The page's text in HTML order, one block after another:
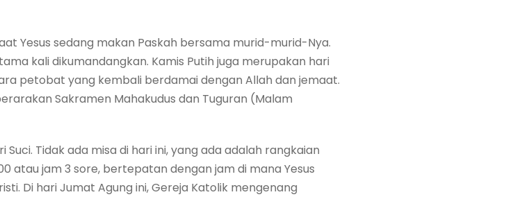
Yesus sedang makan Paskah bersama murid-murid-Nya.
kali dikumandangkan. Kamis Putih juga merupakan hari
petobat yang kembali berdamai dengan Allah dan jemaat.
Sakramen Mahakudus dan Tuguran (Malam
Tidak ada misa di hari ini, yang ada adalah rangkaian
atau jam 3 sore, bertepatan dengan jam di mana Yesus
Di hari Jumat Agung ini, Gereja Katolik mengenang